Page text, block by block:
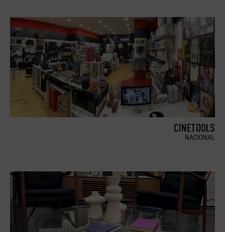
CINETOOLS
NACIONAL